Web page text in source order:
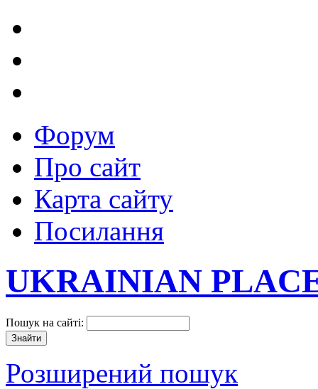
Форум
Про сайт
Карта сайту
Посилання
UKRAINIAN
Пошук на сайті:
Розширений пошук